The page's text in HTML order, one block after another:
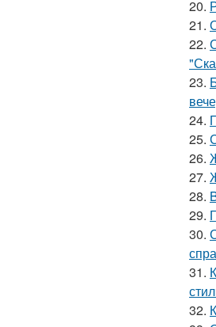
20.
21.
22.
23.
24.
25.
26.
27.
28.
29.
30.
31.
32.